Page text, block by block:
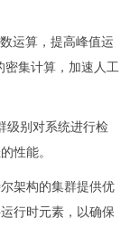
运算，提高峰值运
密集计算，加速人工
级别对系统进行检
性能。
架构的集群提供优
行时元素，以确保